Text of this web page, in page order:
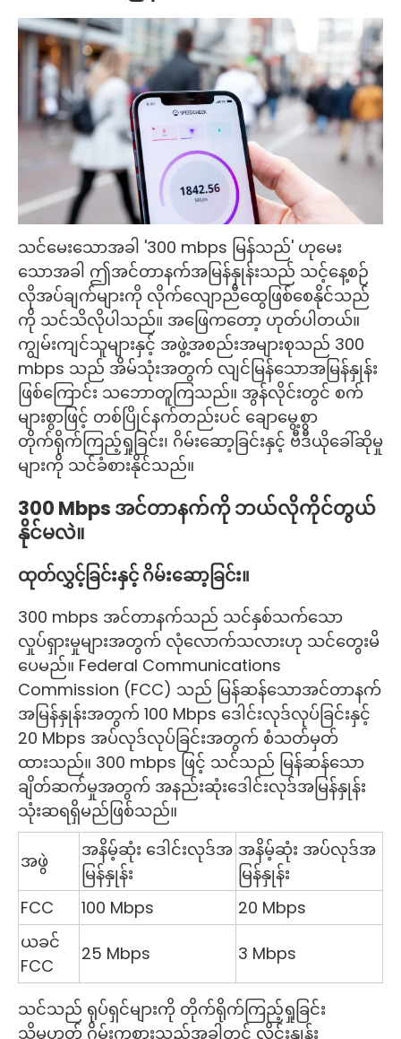
သင်မေးသောအခါ '300 mbps မြန်သည်' ဟုမေး
သောအခါ ဤအင်တာနက်အမြန်နှုန်းသည် သင့်နေ့စဉ်
လိုအပ်ချက်များကို လိုက်လျောညီထွေဖြစ်စေနိုင်သည်
ကို သင်သိလိုပါသည်။ အဖြေကတော့ ဟုတ်ပါတယ်။
ကျွမ်းကျင်သူများနှင့် အဖွဲ့အစည်းအများစုသည် 300
mbps သည် အိမ်သုံးအတွက် လျင်မြန်သောအမြန်နှုန်း
ဖြစ်ကြောင်း သဘောတူကြသည်။ အွန်လိုင်းတွင် စက်
များစွာဖြင့် တစ်ပြိုင်နက်တည်းပင် ချောမွေ့စွာ
တိုက်ရိုက်ကြည့်ရှုခြင်း၊ ဂိမ်းဆော့ခြင်းနှင့် ဗီဒီယိုခေါ်ဆိုမှု
များကို သင်ခံစားနိုင်သည်။
300 Mbps အင်တာနက်ကို ဘယ်လိုကိုင်တွယ်
နိုင်မလဲ။
ထုတ်လွှင့်ခြင်းနှင့် ဂိမ်းဆော့ခြင်း။
300 mbps အင်တာနက်သည် သင်နှစ်သက်သော
လှုပ်ရှားမှုများအတွက် လုံလောက်သလားဟု သင်တွေးမိ
ပေမည်။ Federal Communications
Commission (FCC) သည် မြန်ဆန်သောအင်တာနက်
အမြန်နှုန်းအတွက် 100 Mbps ဒေါင်းလုဒ်လုပ်ခြင်းနှင့်
20 Mbps အပ်လုဒ်လုပ်ခြင်းအတွက် စံသတ်မှတ်
ထားသည်။ 300 mbps ဖြင့် သင်သည် မြန်ဆန်သော
ချိတ်ဆက်မှုအတွက် အနည်းဆုံးဒေါင်းလုဒ်အမြန်နှုန်း
သုံးဆရရှိမည်ဖြစ်သည်။
အဖွဲ
အနိမ့်ဆုံး ဒေါင်းလုဒ်အ
မြန်နှုန်း
အနိမ့်ဆုံး အပ်လုဒ်အ
မြန်နှုန်း
FCC
100 Mbps
20 Mbps
ယခင်
FCC
25 Mbps 3 Mbps
သင်သည် ရုပ်ရှင်များကို တိုက်ရိုက်ကြည့်ရှုခြင်း
သို့မဟုတ် ဂိမ်းကစားသည့်အခါတွင် လှိုင်းနှုန်း